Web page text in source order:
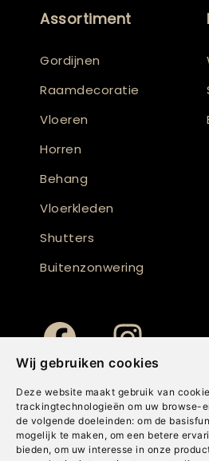
Wij gebruiken cookies
Deze website maakt gebruik van
trackingtechnologieën om uw browse-
de volgende doeleinden: om de
mogelijk te maken , om een betere
bieden, om uw interesse in onze
Assortiment
Gordijnen
Raamdecoratie
Vloeren
Horren
Behang
Vloerkleden
Shutters
Buitenzonwering